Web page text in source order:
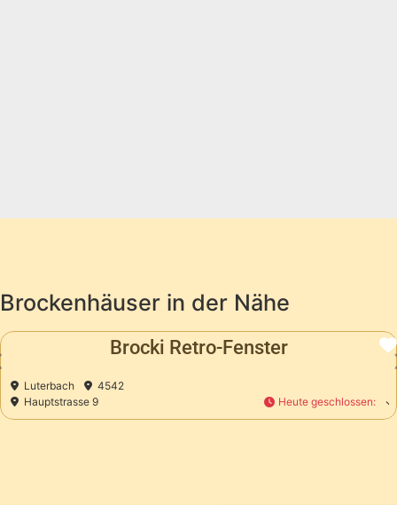
Brockenhäuser in der Nähe
Brocki Retro-Fenster
4542
9
Heute geschlossen: